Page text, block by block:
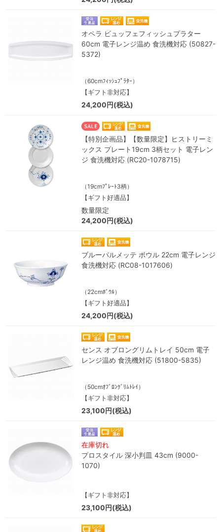
オペラ ビュッフェフィッシュプラター
60cm 電子レンジ温め 食洗機対応 (50827-
5372)
（60cmﾌｨｯｼｭﾌﾟﾗﾀｰ）
【ギフト非対応】
24,200円(税込)
【特別企画品】【数量限定】ヒストリーミ
ックス プレート19cm 3柄セット 電子レン
ジ 食洗機対応 (RC20-1078715)
（19cmﾌﾟﾚｰﾄ3柄）
【ギフト好適品】
数量限定
24,200円(税込)
ブルーパルメッテ ボウル 22cm 電子レンジ
食洗機対応 (RC08-1017606)
（22cmﾎﾞｳﾙ）
【ギフト好適品】
24,200円(税込)
センス オブロングリムトレイ 50cm 電子
レンジ温め 食洗機対応 (51800-5835)
（50cmｵﾌﾞﾛﾝｸﾞﾘﾑﾄﾚｲ）
【ギフト非対応】
23,100円(税込)
在庫切れ
プロスタイル 深小判皿 43cm (9000-
1070)
【ギフト非対応】
23,100円(税込)